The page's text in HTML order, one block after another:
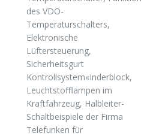
des VDO-
Temperaturschalters,
Elektronische
Lüftersteuerung,
Sicherheitsgurt
Kontrollsystem«Inderblock,
Leuchtstofflampen im
Kraftfahrzeug, Halbleiter-
Schaltbeispiele der Firma
Telefunken für